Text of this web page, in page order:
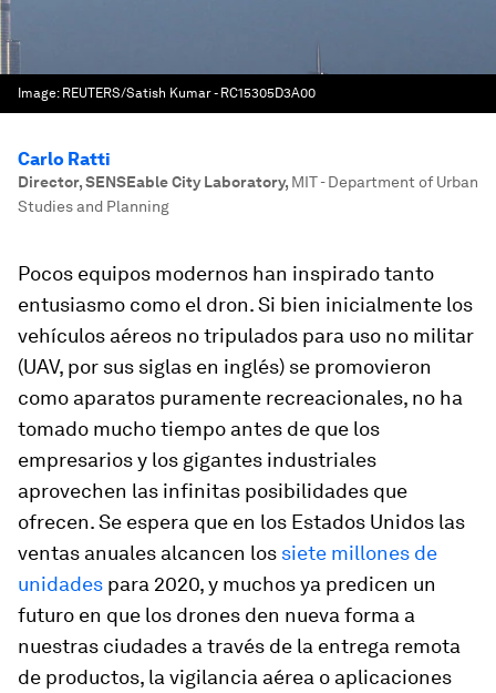
Image: REUTERS/Satish Kumar - RC15305D3A00
Carlo Ratti
Director, SENSEable City Laboratory, MIT - Department of Urban
Studies and Planning
Pocos equipos modernos han inspirado tanto
entusiasmo como el dron. Si bien inicialmente los
vehículos aéreos no tripulados para uso no militar
(UAV, por sus siglas en inglés) se promovieron
como aparatos puramente recreacionales, no ha
tomado mucho tiempo antes de que los
empresarios y los gigantes industriales
aprovechen las infinitas posibilidades que
ofrecen. Se espera que en los Estados Unidos las
ventas anuales alcancen los siete millones de
unidades para 2020, y muchos ya predicen un
futuro en que los drones den nueva forma a
nuestras ciudades a través de la entrega remota
de productos, la vigilancia aérea o aplicaciones